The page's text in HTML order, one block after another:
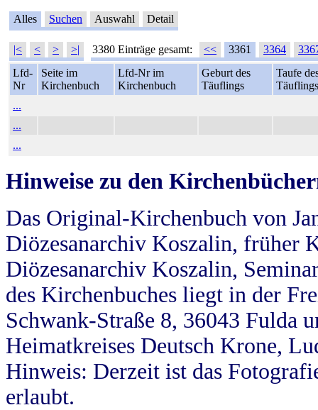
Alles Suchen Auswahl Detail
|< < > >| 3380 Einträge gesamt: << 3361 3364
Lfd-
Nr
Seite im
Kirchenbuch
Lfd-Nr im
Kirchenbuch
Geburt des
Täuflings
Taufe
Täuflings
...
...
...
Hinweise zu den
Das Original-Kirchenbuch von
Diözesanarchiv Koszalin, früher
Diözesanarchiv Koszalin,
des Kirchenbuches liegt in der
Schwank-Straße 8, 36043 Fulda
Heimatkreises Deutsch Krone,
Hinweis: Derzeit ist das
erlaubt.